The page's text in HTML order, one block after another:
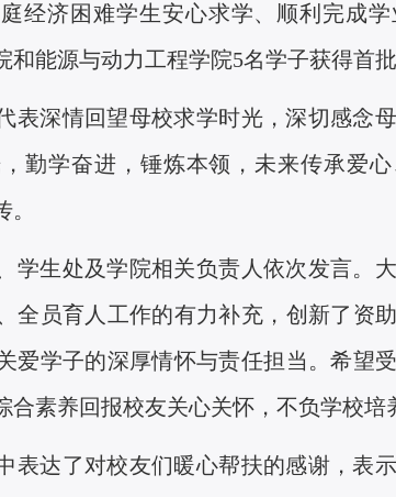
经济困难学生安心求学、顺利完成
和能源与动力工程学院5名学子获得首批
表深情回望母校求学时光，深切感念
勤学奋进，锤炼本领，未来传承爱
学生处及学院相关负责人依次发言。
全员育人工作的有力补充，创新了资
爱学子的深厚情怀与责任担当。希望
素养回报校友关心关怀，不负学校培
表达了对校友们暖心帮扶的感谢，表